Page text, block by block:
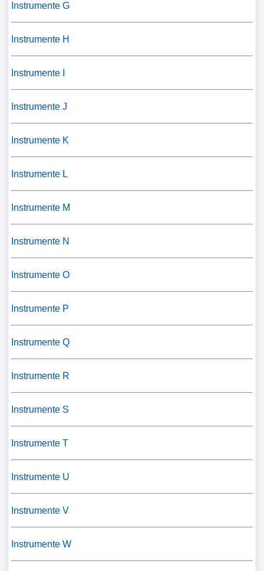
Instrumente G
Instrumente H
Instrumente I
Instrumente J
Instrumente K
Instrumente L
Instrumente M
Instrumente N
Instrumente O
Instrumente P
Instrumente Q
Instrumente R
Instrumente S
Instrumente T
Instrumente U
Instrumente V
Instrumente W